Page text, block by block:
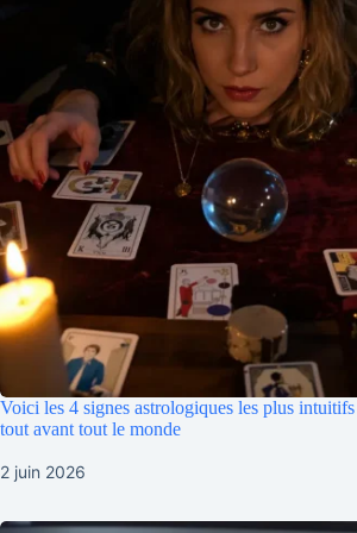
Voici les 4 signes astrologiques les plus
tout avant tout le monde
2 juin 2026